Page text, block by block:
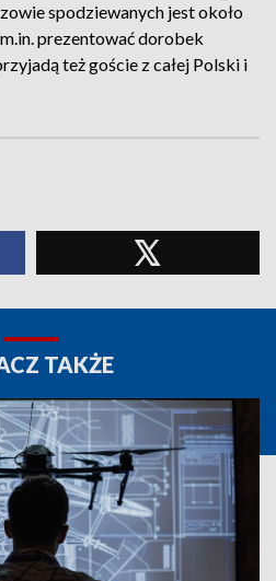
spodziewanych jest około
prezentować dorobek
też goście z całej Polski i
TAKŻE